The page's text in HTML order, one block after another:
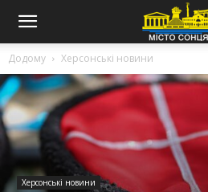
Додому Херсонські новини
Херсонські новини